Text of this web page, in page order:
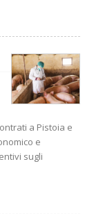
a Pistoia e
e
sugli